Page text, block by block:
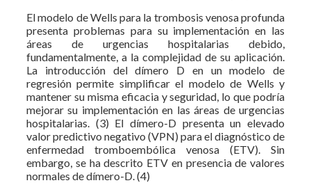
El modelo de Wells para la trombosis venosa profunda
presenta problemas para su implementación en las
áreas de urgencias hospitalarias debido,
fundamentalmente, a la complejidad de su aplicación.
La introducción del dímero D en un modelo de
regresión permite simplificar el modelo de Wells y
mantener su misma eficacia y seguridad, lo que podría
mejorar su implementación en las áreas de urgencias
hospitalarias. (3) El dímero-D presenta un elevado
valor predictivo negativo (VPN) para el diagnóstico de
enfermedad tromboembólica venosa (ETV). Sin
embargo, se ha descrito ETV en presencia de valores
normales de dímero-D. (4)